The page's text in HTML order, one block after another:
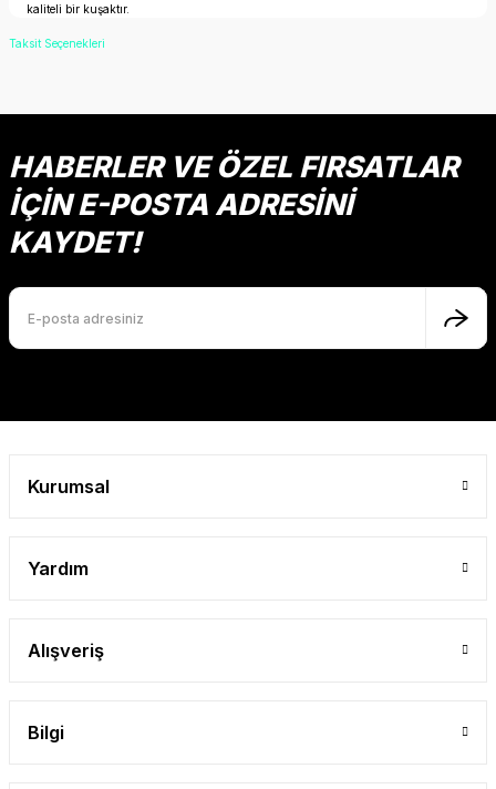
kaliteli bir kuşaktır.
Taksit Seçenekleri
HABERLER VE ÖZEL FIRSATLAR
İÇİN E-POSTA ADRESİNİ
KAYDET!
Kurumsal
Yardım
Alışveriş
Bilgi